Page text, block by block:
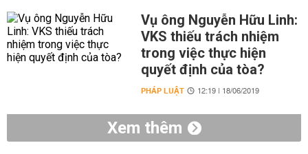
Vụ ông Nguyễn Hữu Linh:
VKS thiếu trách nhiệm
trong việc thực hiện
quyết định của tòa?
PHÁP LUẬT 12:19 | 18/06/2019
Xem thêm